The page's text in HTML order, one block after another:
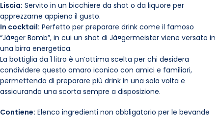
Liscia: Servito in un bicchiere da shot o da liquore per
apprezzarne appieno il gusto.
In cocktail: Perfetto per preparare drink come il famoso
“Jà¤ger Bomb”, in cui un shot di Jà¤germeister viene versato in
una birra energetica.
La bottiglia da 1 litro è un’ottima scelta per chi desidera
condividere questo amaro iconico con amici e familiari,
permettendo di preparare più drink in una sola volta e
assicurando una scorta sempre a disposizione.
Contiene: Elenco ingredienti non obbligatorio per le bevande